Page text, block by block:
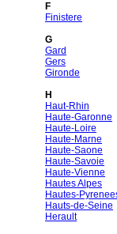
F
Finistere
G
Gard
Gers
Gironde
H
Haut-Rhin
Haute-Garonne
Haute-Loire
Haute-Marne
Haute-Saone
Haute-Savoie
Haute-Vienne
Hautes Alpes
Hautes-
Hauts-de-Seine
Herault